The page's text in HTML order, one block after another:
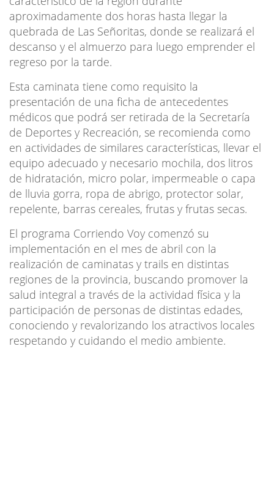
aproximadamente dos horas hasta llegar la
quebrada de Las Señoritas, donde se realizará el
descanso y el almuerzo para luego emprender el
regreso por la tarde.
Esta caminata tiene como requisito la
presentación de una ficha de antecedentes
médicos que podrá ser retirada de la Secretaría
de Deportes y Recreación, se recomienda como
en actividades de similares características, llevar el
equipo adecuado y necesario mochila, dos litros
de hidratación, micro polar, impermeable o capa
de lluvia gorra, ropa de abrigo, protector solar,
repelente, barras cereales, frutas y frutas secas.
El programa Corriendo Voy comenzó su
implementación en el mes de abril con la
realización de caminatas y trails en distintas
regiones de la provincia, buscando promover la
salud integral a través de la actividad física y la
participación de personas de distintas edades,
conociendo y revalorizando los atractivos locales
respetando y cuidando el medio ambiente.